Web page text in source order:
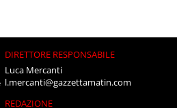
DIRETTORE RESPONSABILE
Luca Mercanti
l.mercanti@gazzettamatin.com
REDAZIONE